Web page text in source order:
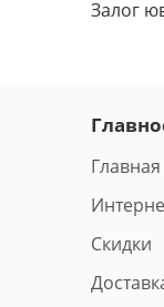
Залог
Главная
Скидки